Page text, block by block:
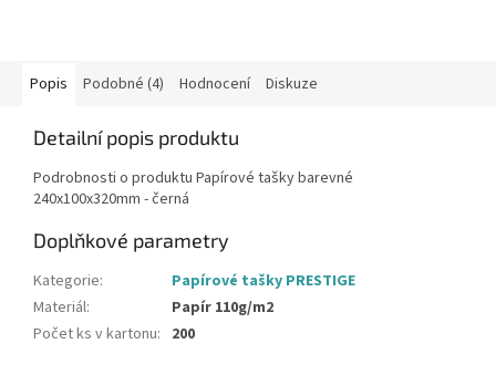
Popis Podobné (4) Hodnocení Diskuze
Detailní popis produktu
Podrobnosti o produktu Papírové tašky barevné
240x100x320mm - černá
Doplňkové parametry
Kategorie:
Papírové tašky PRESTIGE
Materiál:
Papír 110g/m2
Počet ks v kartonu: 200